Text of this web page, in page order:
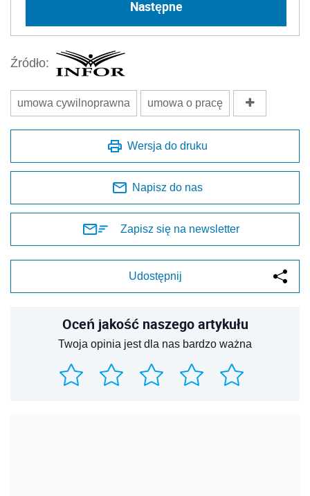
Następne
Źródło:
umowa cywilnoprawna umowa o pracę
Wersja do druku
Napisz do nas
Zapisz się na newsletter
Udostępnij
Oceń jakość naszego artykułu
Twoja opinia jest dla nas bardzo ważna